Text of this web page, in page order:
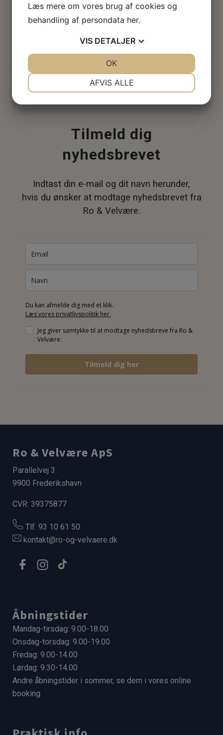
Vi bruger nyhedsbrevet til at dele viden og
erfaringer fra vores arbejde med kranio
sakral terapi og nervesystemet. Ikke for at
overbevise – men for at skabe forståelse.
Tilmeld dig
nyhedsbrevet
Indtast din e-mail og dit navn herunder,
hvis du ønsker at modtage nyhedsbrevet fra
Ro & Velvære.
Du kan afmelde dig med et klik.
Læs vores privatlivspolitik her.
Jeg giver samtykke til at modtage nyhedsbreve fra Ro &
Velvære.
Tilmeld dig her
Ro & Velvære ApS
Parallelvej 3
9900 Frederikshavn
CVR: 39375877
Tlf. 93 10 61 50
kontakt@ro-og-velvaere.dk
Åbningstider
Mandag-tirsdag: 9.00-18.00
Onsdag-torsdag: 9.00-19.00
Fredag: 9.00-14.00
Lørdag: 9.30-14.00
Andre åbningstider i sommer, se dem i vores online
booking.
Læs mere om vores brug af cookies og
behandling af persondata her.
VIS DETALJER
AFVIS ALLE
OK